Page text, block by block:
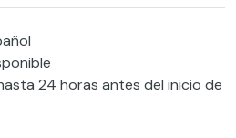
24 horas antes del inicio de